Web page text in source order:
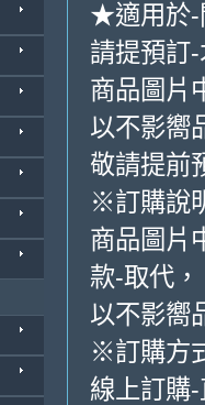
★適用於-
請提預訂
商品圖片
以不影嚮
敬請提前
※訂購說
商品圖片
款-取代，
以不影嚮
※訂購方
線上訂購